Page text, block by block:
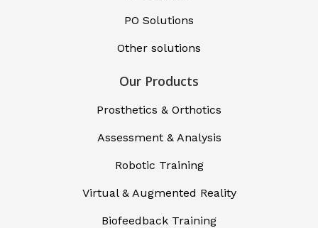
PO Solutions
Other solutions
Our Products
Prosthetics & Orthotics
Assessment & Analysis
Robotic Training
Virtual & Augmented Reality
Biofeedback Training